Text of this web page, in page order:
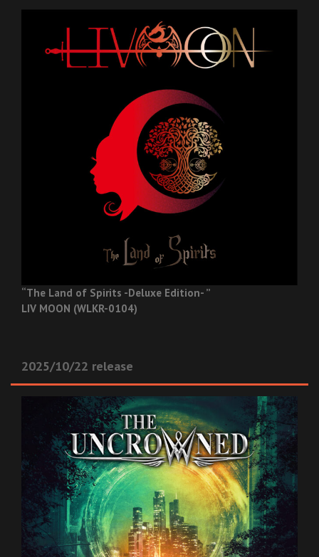
“The Land of Spirits -Deluxe Edition- ”
LIV MOON (WLKR-0104)
2025/10/22 release